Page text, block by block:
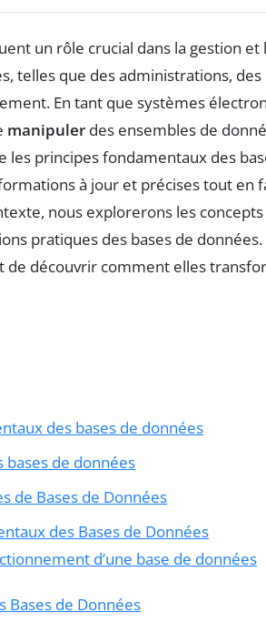
un rôle crucial dans la gestion et
telles que des administrations,
En tant que systèmes
manipuler des ensembles de
les principes fondamentaux des
à jour et précises tout en
nous explorerons les
pratiques des bases de
de découvrir comment elles
des bases de données
bases de données
de Bases de Données
des Bases de Données
d’une base de données
Bases de Données